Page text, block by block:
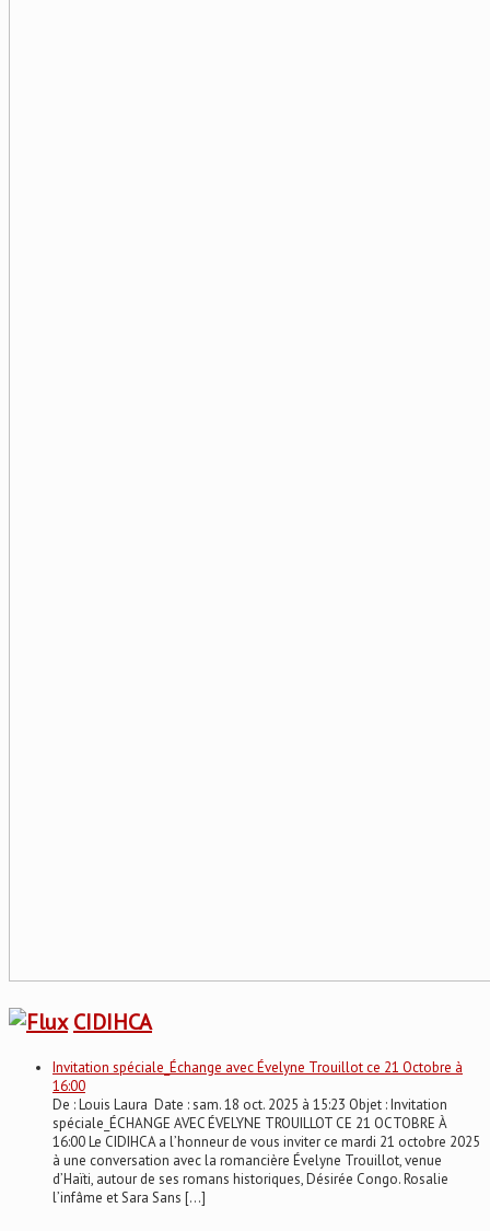
CIDIHCA
Invitation spéciale_Échange avec Évelyne Trouillot ce 21 Octobre à
16:00
De : Louis Laura Date : sam. 18 oct. 2025 à 15:23 Objet : Invitation
spéciale_ÉCHANGE AVEC ÉVELYNE TROUILLOT CE 21 OCTOBRE À
16:00 Le CIDIHCA a l’honneur de vous inviter ce mardi 21 octobre 2025
à une conversation avec la romancière Évelyne Trouillot, venue
d’Haïti, autour de ses romans historiques, Désirée Congo. Rosalie
l’infâme et Sara Sans […]